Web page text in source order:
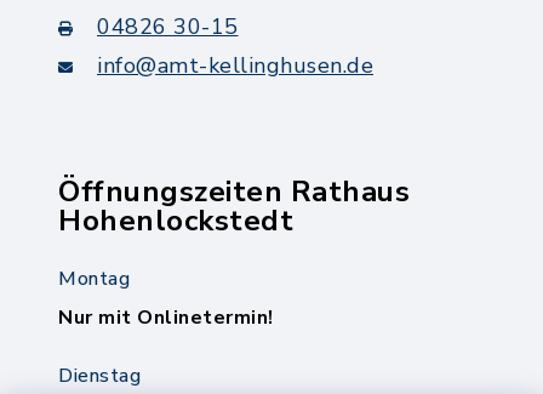
04826 30-15
info@amt-kellinghusen.de
Öffnungszeiten Rathaus
Hohenlockstedt
Montag
Nur mit Onlinetermin!
Dienstag